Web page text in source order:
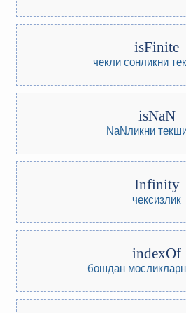
isFinite
чекли сонликни
isNaN
NaNликни
Infinity
чексизлик
indexOf
бошдан